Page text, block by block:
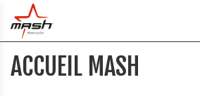
ACCUEIL MASH